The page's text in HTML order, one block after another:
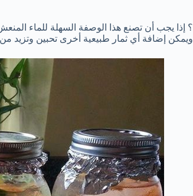
؟ إذا يجب أن تصنع هذا الوصفة السهلة للماء
ويمكن إضافة أي ثمار طبيعية أخرى تحبين وتزيد